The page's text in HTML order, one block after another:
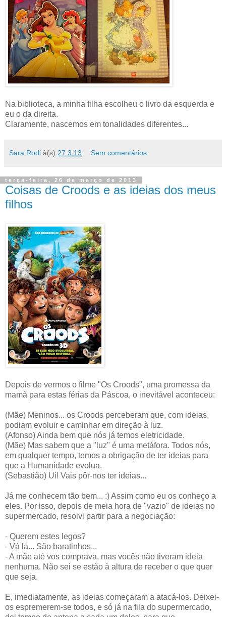
Na biblioteca, a minha filha escolheu o livro da esquerda e
eu o da direita.
Claramente, nascemos em tonalidades diferentes...
Sara Rodi à(s) 27.3.13 Sem comentários:
terça-feira, 26 de março de 2013
Coisas de Croods e as ideias dos meus
filhos
Depois de vermos o filme "Os Croods", uma promessa da
mamã para estas férias da Páscoa, o inevitável aconteceu:
(Mãe) Meninos... os Croods perceberam que, com ideias,
podiam evoluir e caminhar em direção à luz.
(Afonso) Ainda bem que nós já temos eletricidade.
(Mãe) Mas sabem que a "luz" é uma metáfora. Todos nós,
em qualquer tempo, temos a obrigação de ter ideias para
que a Humanidade evolua.
(Sebastião) Ui! Vais pôr-nos ter ideias...
Já me conhecem tão bem... :) Assim como eu os conheço a
eles. Por isso, depois de meia hora de "vazio" de ideias no
supermercado, resolvi partir para a negociação:
- Querem estes legos?
- Vá lá... São baratinhos...
- A mãe até vos comprava, mas vocês não tiveram ideia
nenhuma. Não sei se estão à altura de receber o que quer
que seja.
E, imediatamente, as ideias começaram a atacá-los. Deixei-
os espremerem-se todos, e só já na fila do supermercado,